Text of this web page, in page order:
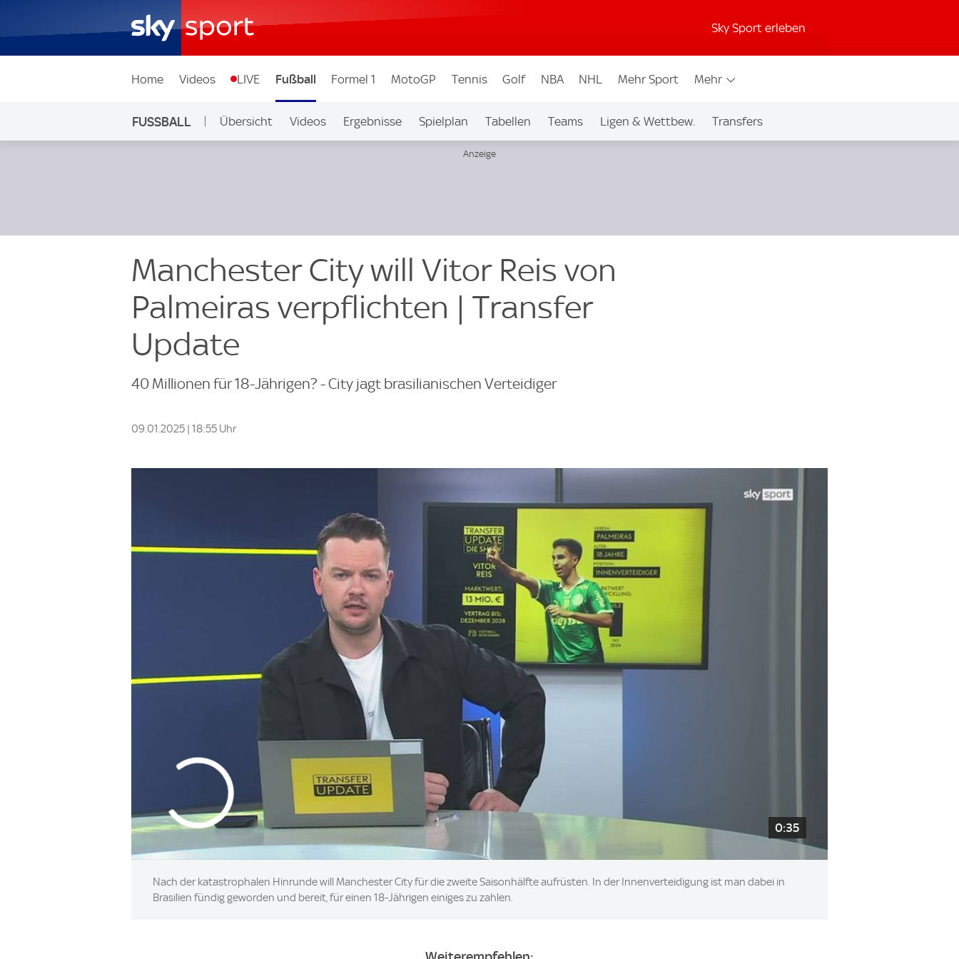
Sky Sport erleben
Home Videos LIVE Fußball Formel 1 MotoGP Tennis Golf NBA NHL Mehr Sport Mehr
FUSSBALL Übersicht Videos Ergebnisse Spielplan Tabellen Teams Ligen & Wettbew. Transfers
Manchester City will Vitor Reis von
Palmeiras verpflichten | Transfer
Update
40 Millionen für 18-Jährigen? - City jagt brasilianischen Verteidiger
09.01.2025 | 18:55 Uhr
0:35
Nach der katastrophalen Hinrunde will Manchester City für die zweite Saisonhälfte aufrüsten. In der Innenverteidigung ist man dabei in
Brasilien fündig geworden und bereit, für einen 18-Jährigen einiges zu zahlen.